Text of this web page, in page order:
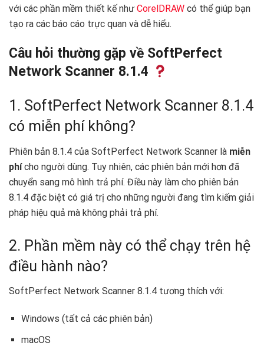
với các phần mềm thiết kế như CorelDRAW có thể giúp bạn
tạo ra các báo cáo trực quan và dễ hiểu.
Câu hỏi thường gặp về SoftPerfect
Network Scanner 8.1.4
1. SoftPerfect Network Scanner 8.1.4
có miễn phí không?
Phiên bản 8.1.4 của SoftPerfect Network Scanner là miễn
phícho người dùng. Tuy nhiên, các phiên bản mới hơn đã
chuyển sang mô hình trả phí. Điều này làm cho phiên bản
8.1.4 đặc biệt có giá trị cho những người đang tìm kiếm giải
pháp hiệu quả mà không phải trả phí.
2. Phần mềm này có thể chạy trên hệ
điều hành nào?
SoftPerfect Network Scanner 8.1.4 tương thích với:
Windows (tất cả các phiên bản)
macOS